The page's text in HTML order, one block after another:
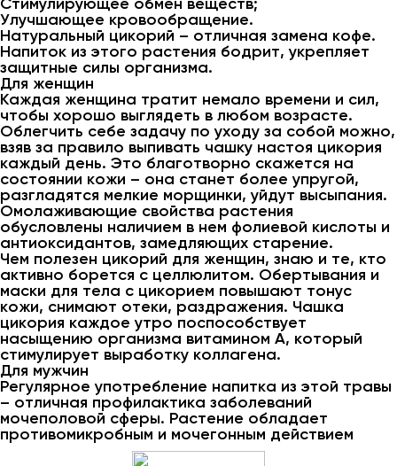
Улучшающее кровообращение.
Натуральный цикорий – отличная замена кофе.
Напиток из этого растения бодрит, укрепляет
защитные силы организма.
Для женщин
Каждая женщина тратит немало времени и сил,
чтобы хорошо выглядеть в любом возрасте.
Облегчить себе задачу по уходу за собой можно,
взяв за правило выпивать чашку настоя цикория
каждый день. Это благотворно скажется на
состоянии кожи – она станет более упругой,
разгладятся мелкие морщинки, уйдут высыпания.
Омолаживающие свойства растения
обусловлены наличием в нем фолиевой кислоты и
антиоксидантов, замедляющих старение.
Чем полезен цикорий для женщин, знаю и те, кто
активно борется с целлюлитом. Обертывания и
маски для тела с цикорием повышают тонус
кожи, снимают отеки, раздражения. Чашка
цикория каждое утро поспособствует
насыщению организма витамином А, который
стимулирует выработку коллагена.
Для мужчин
Регулярное употребление напитка из этой травы
– отличная профилактика заболеваний
мочеполовой сферы. Растение обладает
противомикробным и мочегонным действием